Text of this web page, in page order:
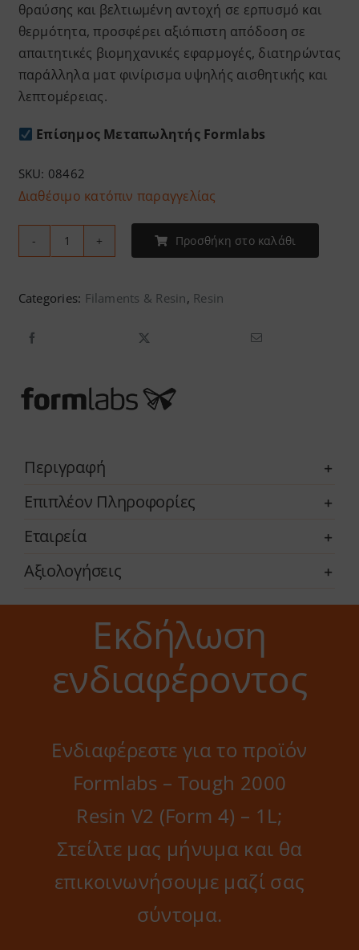
θραύσης και βελτιωμένη αντοχή σε ερπυσμό και
θερμότητα, προσφέρει αξιόπιστη απόδοση σε
απαιτητικές βιομηχανικές εφαρμογές, διατηρώντας
παράλληλα ματ φινίρισμα υψηλής αισθητικής και
λεπτομέρειας.
Επίσημος Μεταπωλητής Formlabs
SKU: 08462
Διαθέσιμο κατόπιν παραγγελίας
Formlabs
Tough
4)
ποσότητα
Προσθήκη στο καλάθι
Categories: Filaments & Resin, Resin
Περιγραφή
Επιπλέον Πληροφορίες
Εταιρεία
Αξιολογήσεις
Εκδήλωση
ενδιαφέροντος
Ενδιαφέρεστε για το προϊόν
Formlabs – Tough 2000
Resin V2 (Form 4) – 1L;
Στείλτε μας μήνυμα και θα
επικοινωνήσουμε μαζί σας
σύντομα.